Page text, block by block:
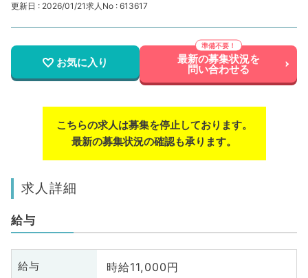
更新日 : 2026/01/21求人No : 613617
お気に入り 最新の募集状況を
問い合わせる
こちらの求人は募集を停止しております。
最新の募集状況の確認も承ります。
求人詳細
給与
給与 時給11,000円